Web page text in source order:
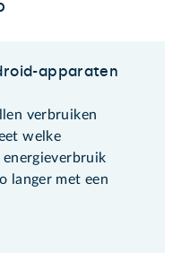
apparaten
verbruiken
welke
langer met een